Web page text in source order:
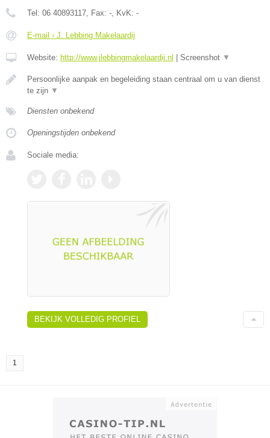
Tel: 06 40893117 , Fax: - , KvK: -
E-mail › J. Lebbing Makelaardij
Website: http://www.jlebbingmakelaardij.nl Screenshot ▼
Persoonlijke aanpak en begeleiding staan centraal om u van dienst
te zijn ▼
Diensten onbekend
Openingstijden onbekend
Sociale media:
BEKIJK VOLLEDIG PROFIEL
1